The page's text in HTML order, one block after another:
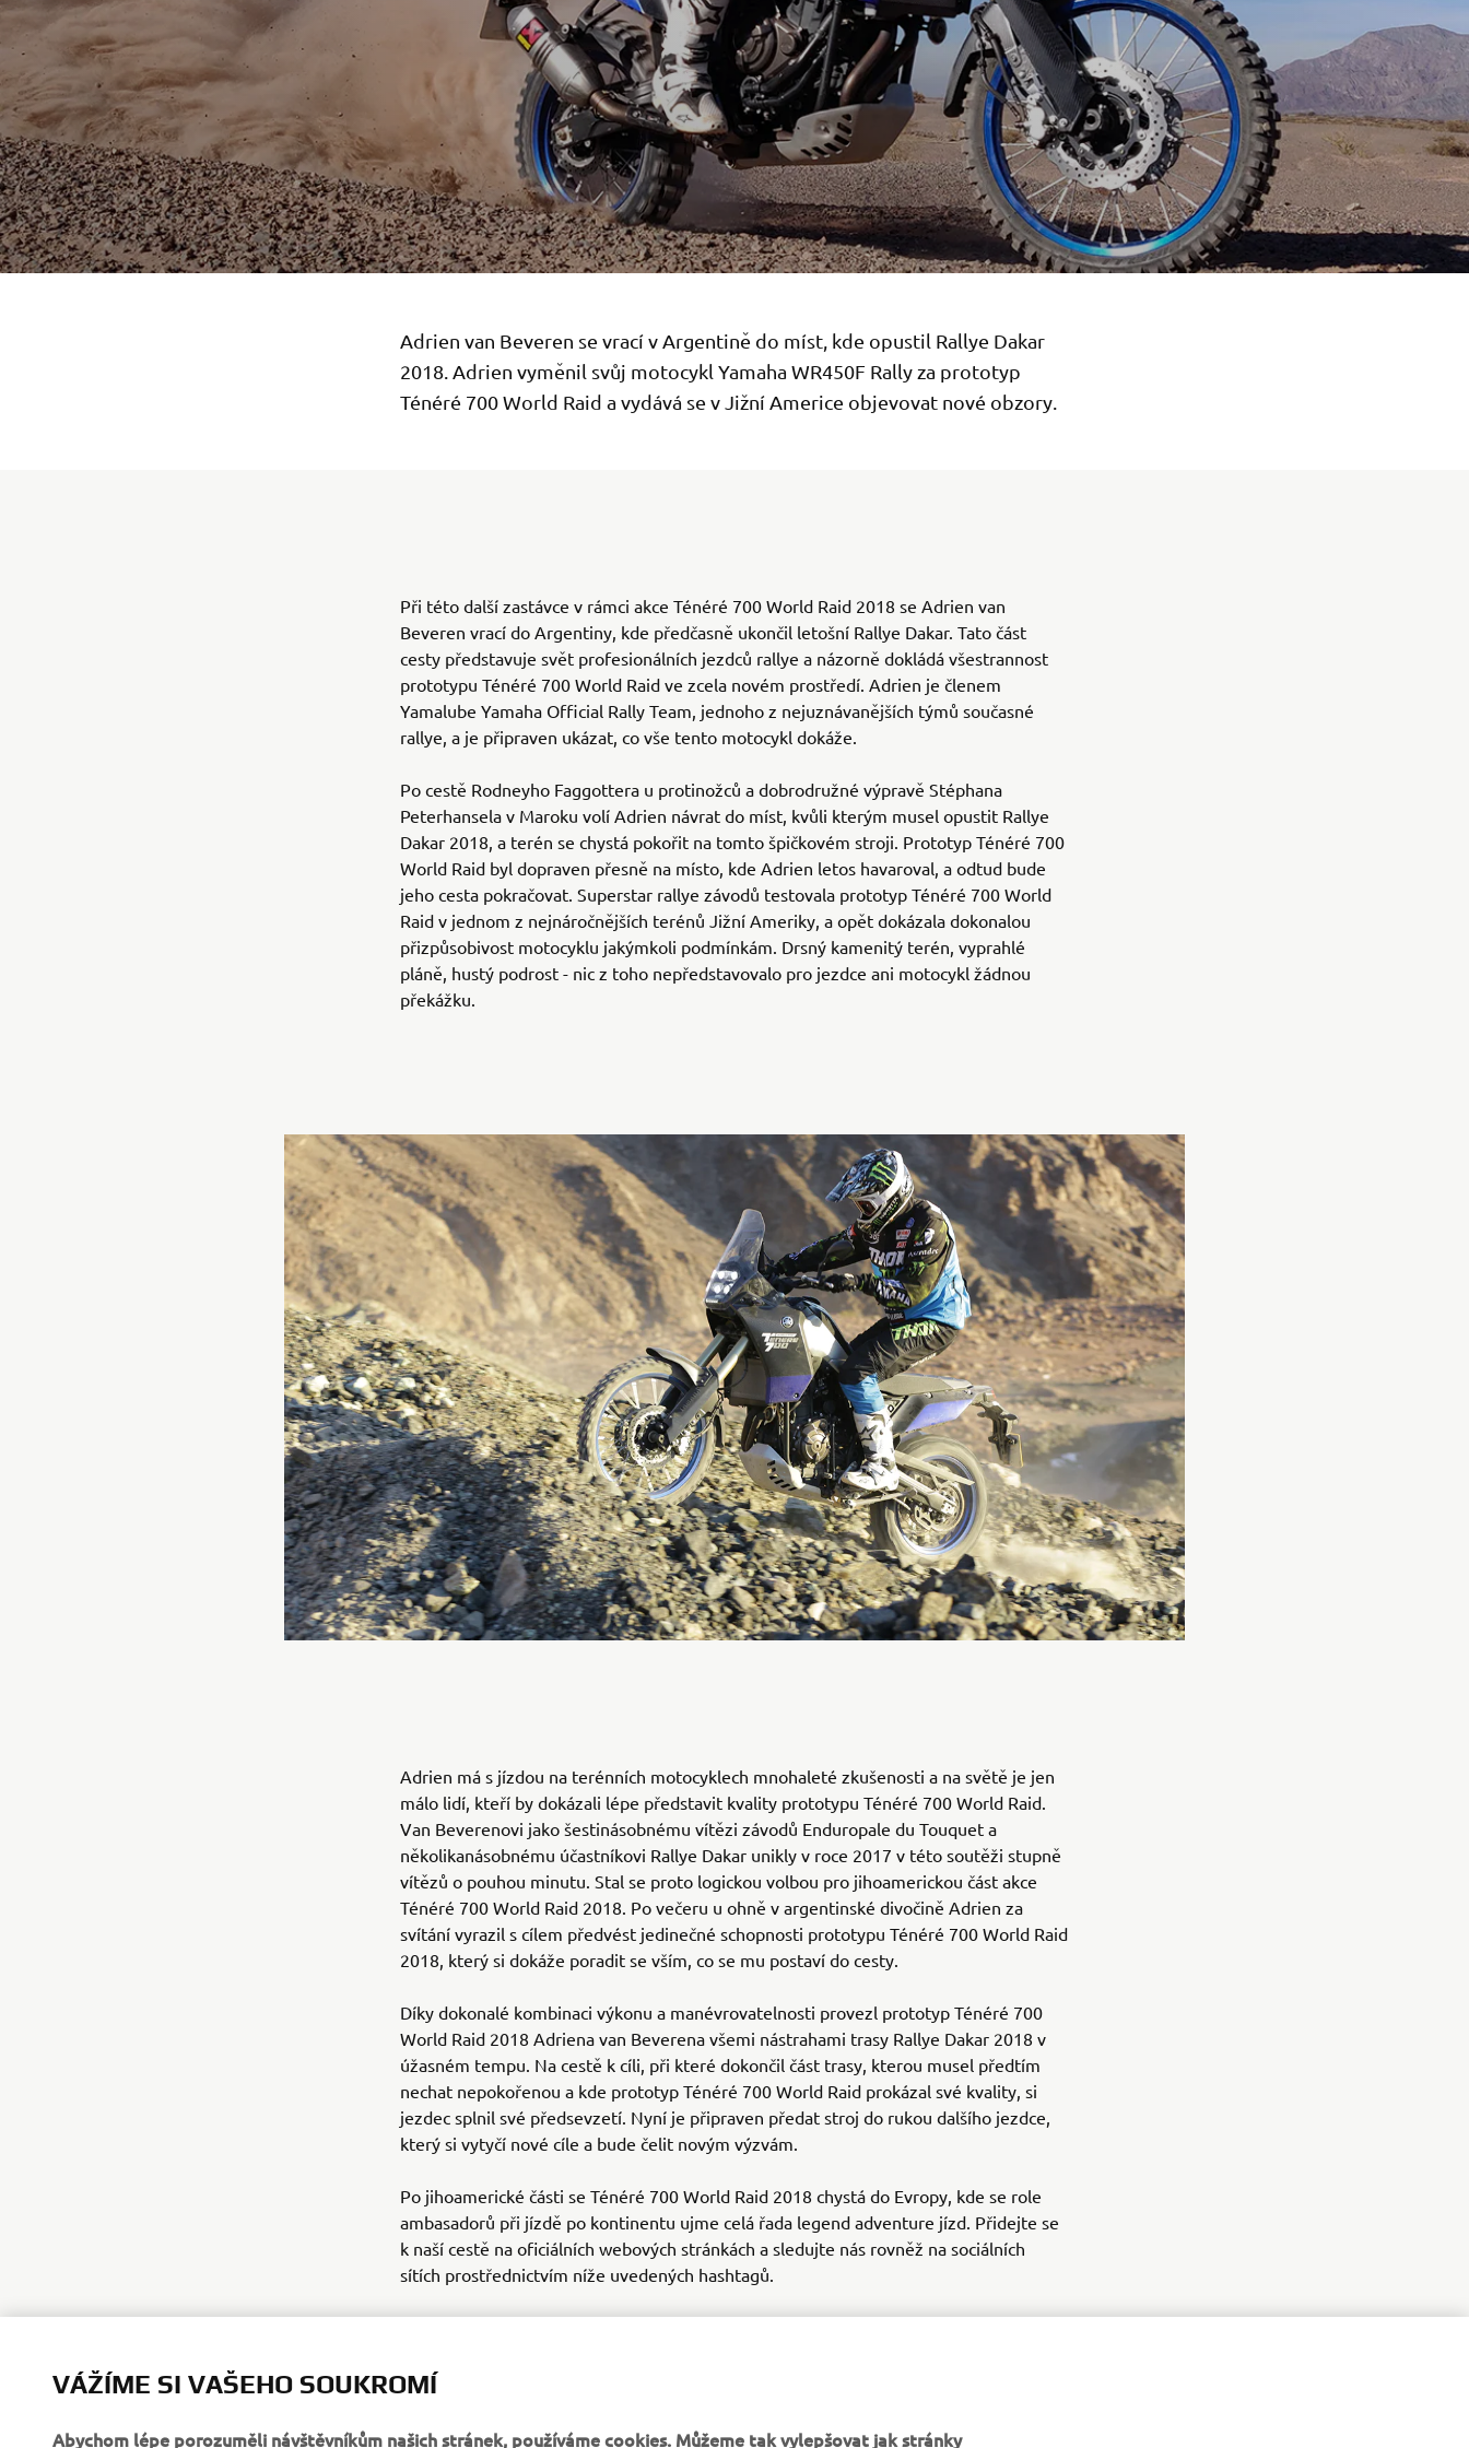
Adrien van Beveren se vrací v Argentině do míst, kde opustil Rallye Dakar
2018. Adrien vyměnil svůj motocykl Yamaha WR450F Rally za prototyp
Ténéré 700 World Raid a vydává se v Jižní Americe objevovat nové obzory.
Při této další zastávce v rámci akce Ténéré 700 World Raid 2018 se Adrien van
Beveren vrací do Argentiny, kde předčasně ukončil letošní Rallye Dakar. Tato část
cesty představuje svět profesionálních jezdců rallye a názorně dokládá všestrannost
prototypu Ténéré 700 World Raid ve zcela novém prostředí. Adrien je členem
Yamalube Yamaha Official Rally Team, jednoho z nejuznávanějších týmů současné
rallye, a je připraven ukázat, co vše tento motocykl dokáže.
Po cestě Rodneyho Faggottera u protinožců a dobrodružné výpravě Stéphana
Peterhansela v Maroku volí Adrien návrat do míst, kvůli kterým musel opustit Rallye
Dakar 2018, a terén se chystá pokořit na tomto špičkovém stroji. Prototyp Ténéré 700
World Raid byl dopraven přesně na místo, kde Adrien letos havaroval, a odtud bude
jeho cesta pokračovat. Superstar rallye závodů testovala prototyp Ténéré 700 World
Raid v jednom z nejnáročnějších terénů Jižní Ameriky, a opět dokázala dokonalou
přizpůsobivost motocyklu jakýmkoli podmínkám. Drsný kamenitý terén, vyprahlé
pláně, hustý podrost - nic z toho nepředstavovalo pro jezdce ani motocykl žádnou
překážku.
Adrien má s jízdou na terénních motocyklech mnohaleté zkušenosti a na světě je jen
málo lidí, kteří by dokázali lépe představit kvality prototypu Ténéré 700 World Raid.
Van Beverenovi jako šestinásobnému vítězi závodů Enduropale du Touquet a
několikanásobnému účastníkovi Rallye Dakar unikly v roce 2017 v této soutěži stupně
vítězů o pouhou minutu. Stal se proto logickou volbou pro jihoamerickou část akce
Ténéré 700 World Raid 2018. Po večeru u ohně v argentinské divočině Adrien za
svítání vyrazil s cílem předvést jedinečné schopnosti prototypu Ténéré 700 World Raid
2018, který si dokáže poradit se vším, co se mu postaví do cesty.
Díky dokonalé kombinaci výkonu a manévrovatelnosti provezl prototyp Ténéré 700
World Raid 2018 Adriena van Beverena všemi nástrahami trasy Rallye Dakar 2018 v
úžasném tempu. Na cestě k cíli, při které dokončil část trasy, kterou musel předtím
nechat nepokořenou a kde prototyp Ténéré 700 World Raid prokázal své kvality, si
jezdec splnil své předsevzetí. Nyní je připraven předat stroj do rukou dalšího jezdce,
který si vytyčí nové cíle a bude čelit novým výzvám.
Po jihoamerické části se Ténéré 700 World Raid 2018 chystá do Evropy, kde se role
ambasadorů při jízdě po kontinentu ujme celá řada legend adventure jízd. Přidejte se
k naší cestě na oficiálních webových stránkách a sledujte nás rovněž na sociálních
sítích prostřednictvím níže uvedených hashtagů.
#NextHorizon
VÁŽÍME SI VAŠEHO SOUKROMÍ
Abychom lépe porozuměli návštěvníkům našich stránek, používáme cookies. Můžeme tak vylepšovat jak stránky